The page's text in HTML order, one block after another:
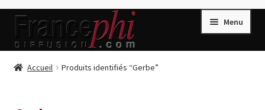
Aller
la
Aller
contenu
Menu
Accueil
Accueil Produits identifiés “Gerbe”